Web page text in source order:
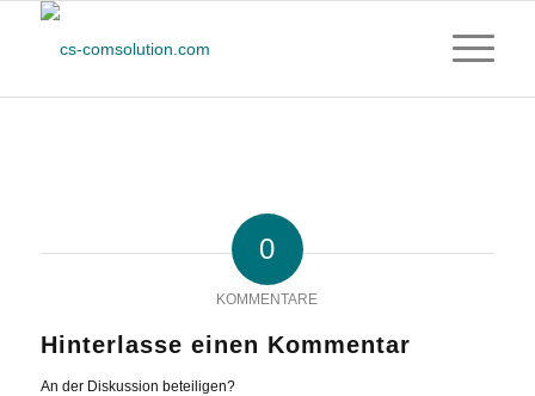
0
KOMMENTARE
Hinterlasse einen Kommentar
An der Diskussion beteiligen?